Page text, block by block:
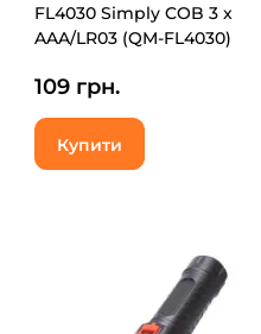
FL4030 Simply COB 3 x
AAA/LR03 (QM-FL4030)
109 грн.
Купити